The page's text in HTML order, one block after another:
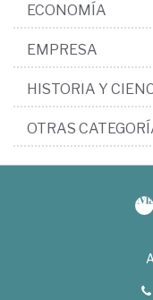
ECONOMÍA
EMPRESA
HISTORIA Y
OTRAS